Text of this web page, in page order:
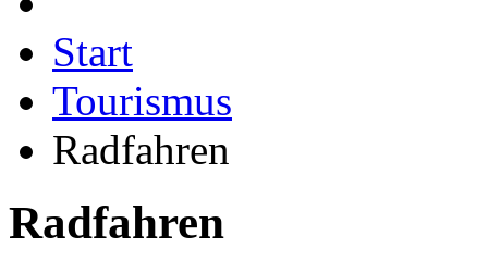
Start
Tourismus
Radfahren
Radfahren